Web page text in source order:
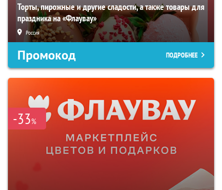
Торты, пирожные и другие сладости, а также товары для
праздника на «Флаувау»
Россия
Промокод ПОДРОБНЕЕ
-33%